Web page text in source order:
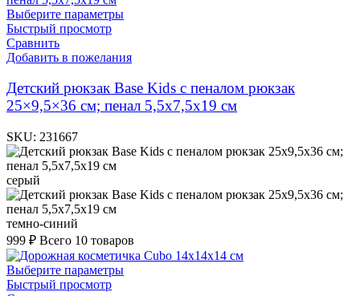
Выберите параметры
Быстрый просмотр
Сравнить
Добавить в пожелания
Детский рюкзак Base Kids с пеналом рюкзак
25×9,5×36 см; пенал 5,5х7,5х19 см
SKU: 231667
серый
темно-синий
999 ₽ Всего 10 товаров
Выберите параметры
Быстрый просмотр